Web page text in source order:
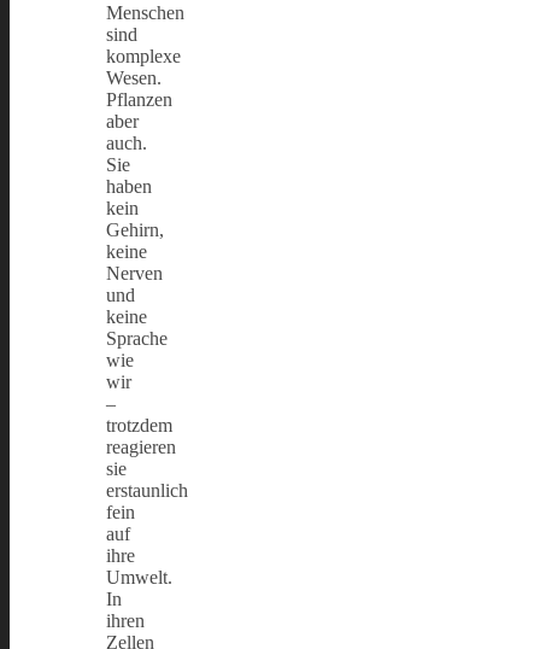
Menschen
sind
komplexe
Wesen.
Pflanzen
aber
auch.
Sie
haben
kein
Gehirn,
keine
Nerven
und
keine
Sprache
wie
wir
–
trotzdem
reagieren
sie
erstaunlich
fein
auf
ihre
Umwelt.
In
ihren
Zellen